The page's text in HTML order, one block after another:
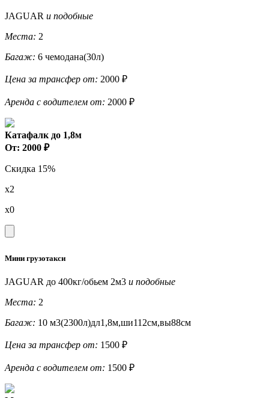
JAGUAR и подобные
Места: 2
Багаж: 6 чемодана(30л)
Цена за трансфер от: 2000 ₽
Аренда с водителем от: 2000 ₽
Катафалк до 1,8м
От: 2000 ₽
Скидка 15%
x2
x0
Мини грузотакси
JAGUAR до 400кг/обьем 2м3 и подобные
Места: 2
Багаж: 10 м3(2300л)дл1,8м,ши112см,вы88см
Цена за трансфер от: 1500 ₽
Аренда с водителем от: 1500 ₽